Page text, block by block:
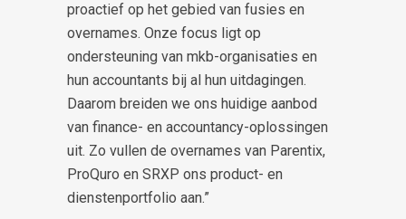
proactief op het gebied van fusies en
overnames. Onze focus ligt op
ondersteuning van mkb-organisaties en
hun accountants bij al hun uitdagingen.
Daarom breiden we ons huidige aanbod
van finance- en accountancy-oplossingen
uit. Zo vullen de overnames van Parentix,
ProQuro en SRXP ons product- en
dienstenportfolio aan.”